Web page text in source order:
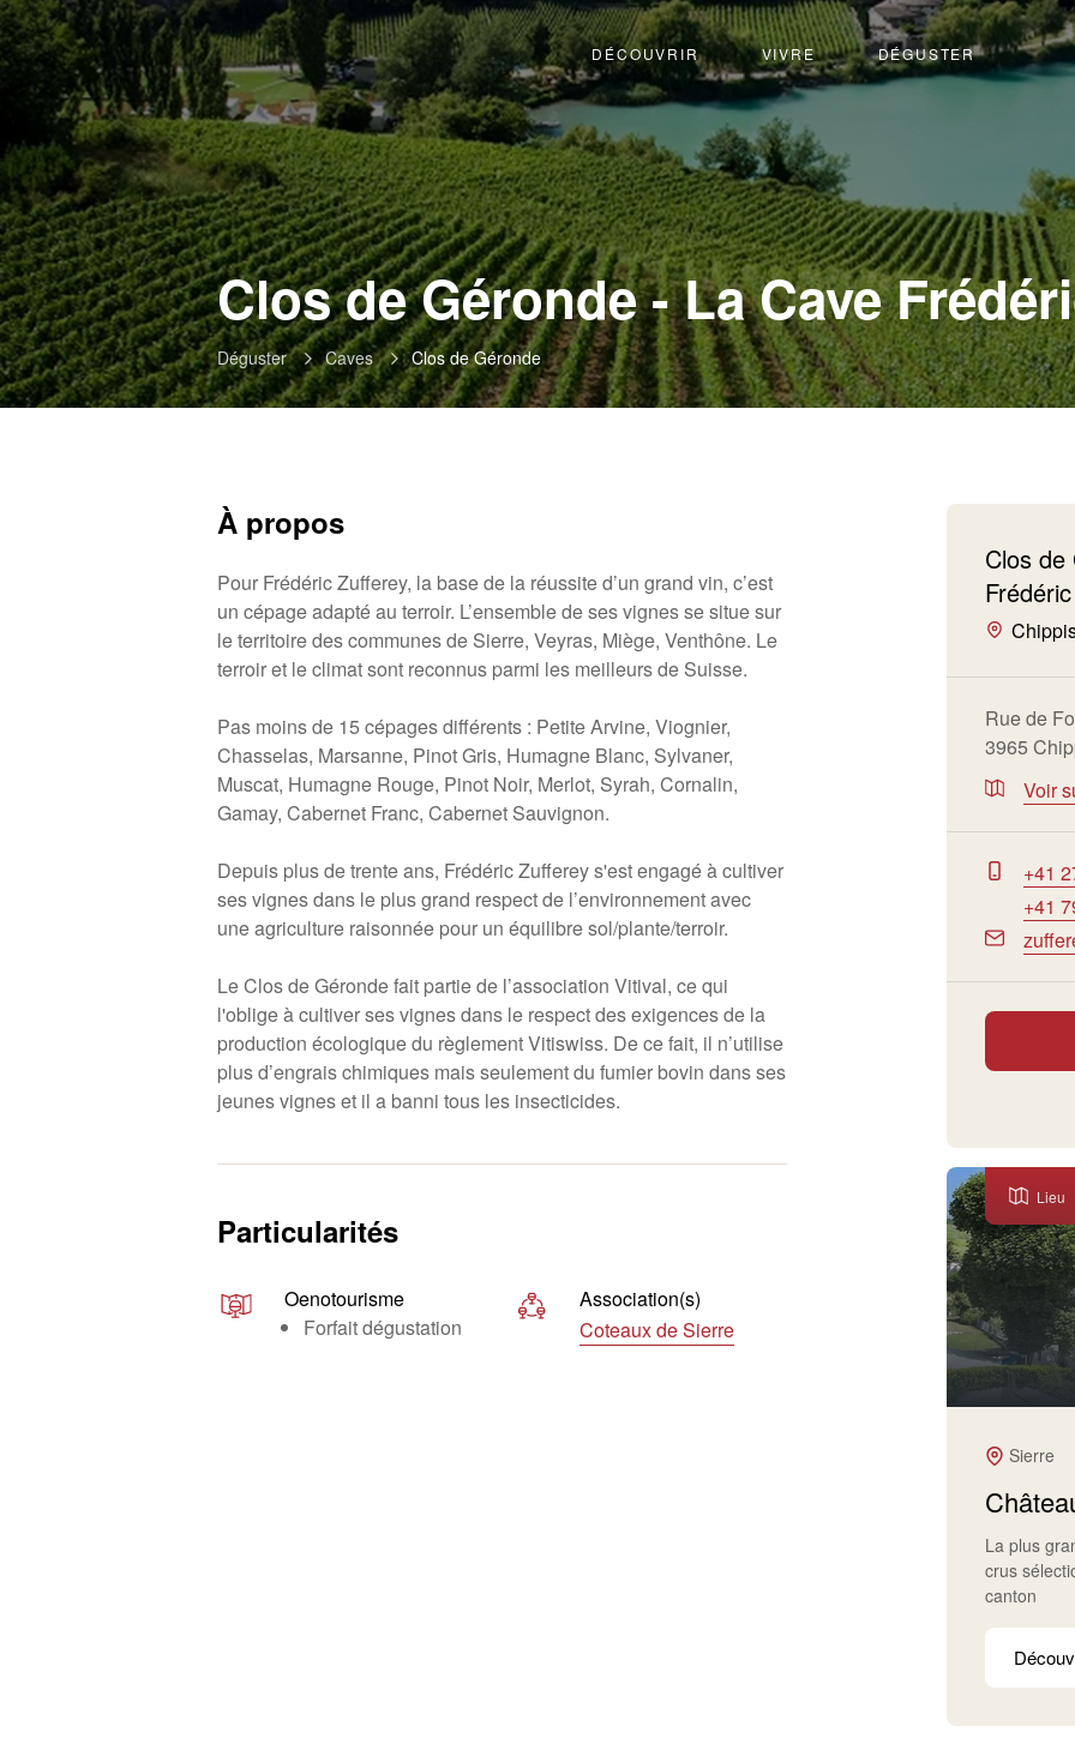
DÉCOUVRIR VIVRE DÉGUSTER
Clos de Géronde - La Cave
Déguster Caves Clos de Géronde
À propos
Pour Frédéric Zufferey, la base de la réussite d’un grand vin, c’est
un cépage adapté au terroir. L’ensemble de ses vignes se situe sur
le territoire des communes de Sierre, Veyras, Miège, Venthône. Le
terroir et le climat sont reconnus parmi les meilleurs de Suisse.
Pas moins de 15 cépages différents : Petite Arvine, Viognier,
Chasselas, Marsanne, Pinot Gris, Humagne Blanc, Sylvaner,
Muscat, Humagne Rouge, Pinot Noir, Merlot, Syrah, Cornalin,
Gamay, Cabernet Franc, Cabernet Sauvignon.
Depuis plus de trente ans, Frédéric Zufferey s'est engagé à cultiver
ses vignes dans le plus grand respect de l’environnement avec
une agriculture raisonnée pour un équilibre sol/plante/terroir.
Le Clos de Géronde fait partie de l’association Vitival, ce qui
l'oblige à cultiver ses vignes dans le respect des exigences de la
production écologique du règlement Vitiswiss. De ce fait, il n’utilise
plus d’engrais chimiques mais seulement du fumier bovin dans ses
jeunes vignes et il a banni tous les insecticides.
Particularités
Oenotourisme
Forfait dégustation
Association(s)
Coteaux de Sierre
Clos
Rue de
3965
Voir
+41
+41
Lieu
Sierre
La plus
crus
canton